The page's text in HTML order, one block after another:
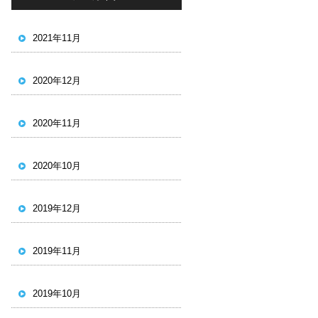
2021年11月
2020年12月
2020年11月
2020年10月
2019年12月
2019年11月
2019年10月